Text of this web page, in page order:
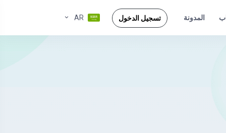
المدونة تسجيل الدخول AR